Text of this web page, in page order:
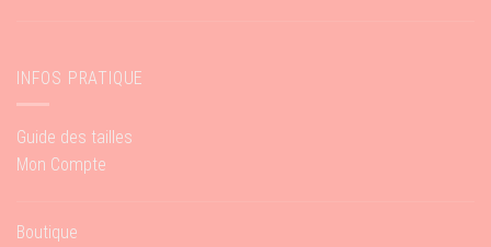
INFOS PRATIQUE
Guide des tailles
Mon Compte
Boutique